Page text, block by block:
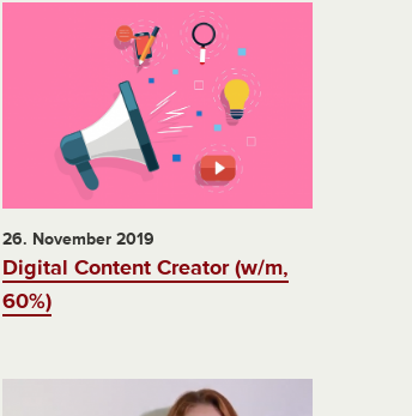
26. November 2019
Digital Content Creator (w/m,
60%)